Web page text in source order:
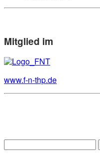
Mitglied im
www.f-n-thp.de
Suchen